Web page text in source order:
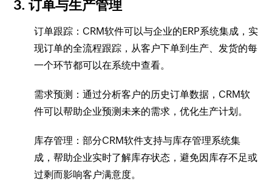
3. 订单与生产管理
订单跟踪：CRM软件可以与企业的ERP系统集成，实
现订单的全流程跟踪，从客户下单到生产、发货的每
一个环节都可以在系统中查看。
需求预测：通过分析客户的历史订单数据，CRM软
件可以帮助企业预测未来的需求，优化生产计划。
库存管理：部分CRM软件支持与库存管理系统集
成，帮助企业实时了解库存状态，避免因库存不足或
过剩而影响客户满意度。